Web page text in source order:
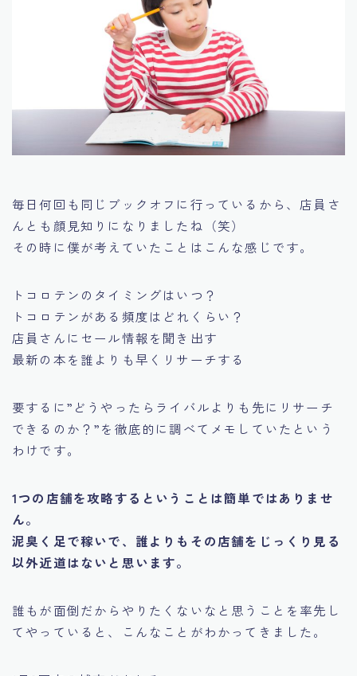
毎日何回も同じブックオフに行っているから、店員さ
んとも顔見知りになりましたね（笑）
その時に僕が考えていたことはこんな感じです。
トコロテンのタイミングはいつ？
トコロテンがある頻度はどれくらい？
店員さんにセール情報を聞き出す
最新の本を誰よりも早くリサーチする
要するに”どうやったらライバルよりも先にリサーチ
できるのか？”を徹底的に調べてメモしていたという
わけです。
1つの店舗を攻略するということは簡単ではありませ
ん。
泥臭く足で稼いで、誰よりもその店舗をじっくり見る
以外近道はないと思います。
誰もが面倒だからやりたくないなと思うことを率先し
てやっていると、こんなことがわかってきました。